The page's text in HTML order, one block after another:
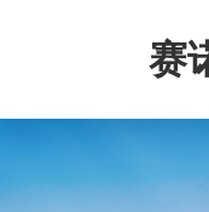
赛
司